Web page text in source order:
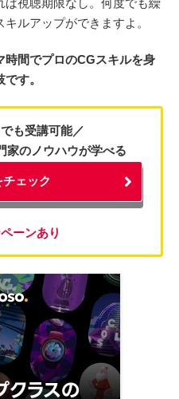
ルアップができますよ。
時間でプロのCGスキルを身
す。
も受講可能／
家のノウハウが学べる
ェック
ーンあり